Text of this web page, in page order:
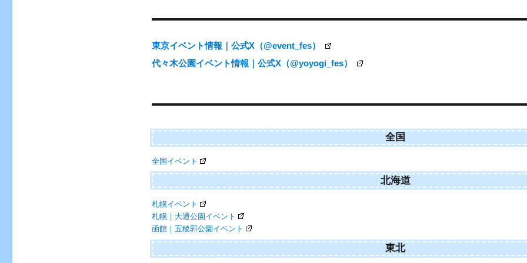
東京イベント情報｜公式X（@event_fes）
代々木公園イベント情報｜公式X（@yoyogi_fes）
全国
全国イベント
北海道
札幌イベント
札幌｜大通公園イベント
函館｜五稜郭公園イベント
東北